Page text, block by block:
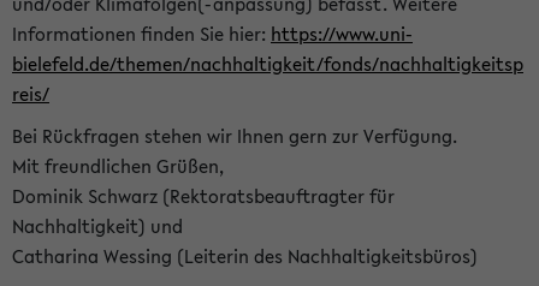
Informationen finden Sie hier: https://www.uni-
bielefeld.de/themen/nachhaltigkeit/fonds/nachhaltigkeitsp
reis/
Bei Rückfragen stehen wir Ihnen gern zur Verfügung.
Mit freundlichen Grüßen,
Dominik Schwarz (Rektoratsbeauftragter für
Nachhaltigkeit) und
Catharina Wessing (Leiterin des Nachhaltigkeitsbüros)